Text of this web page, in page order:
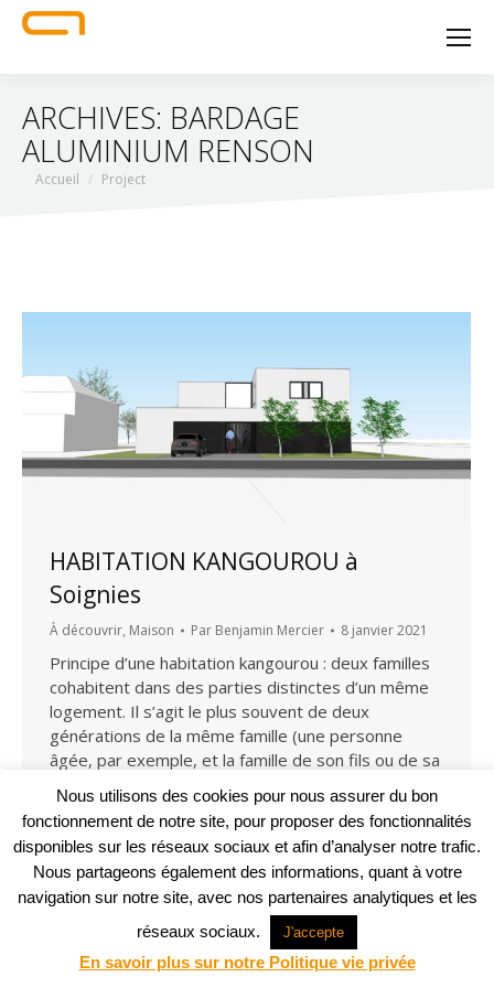
ARCHIVES: BARDAGE
ALUMINIUM RENSON
Vous êtes ici :
Accueil Project
HABITATION KANGOUROU à
Soignies
À découvrir, Maison Par Benjamin Mercier 8 janvier 2021
Principe d’une habitation kangourou : deux familles
cohabitent dans des parties distinctes d’un même
logement. Il s’agit le plus souvent de deux
générations de la même famille (une personne
âgée, par exemple, et la famille de son fils ou de sa
d’un frère ou une sœur handicapé(e)…
Projet web -Agence Communication Support
© ABM Architectes 2023
Nous utilisons des cookies pour nous assurer du bon
fonctionnement de notre site, pour proposer des fonctionnalités
disponibles sur les réseaux sociaux et afin d’analyser notre trafic.
Nous partageons également des informations, quant à votre
navigation sur notre site, avec nos partenaires analytiques et les
réseaux sociaux.
J'accepte
En savoir plus sur notre Politique vie privée